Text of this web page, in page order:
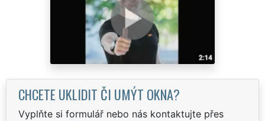
CHCETE UKLIDIT ČI UMÝT OKNA?
Vyplňte si formulář nebo nás kontaktujte přes